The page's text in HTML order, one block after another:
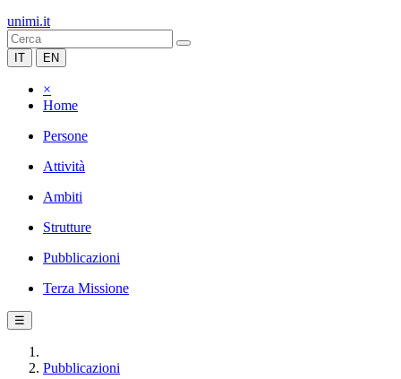
unimi.it
IT EN
×
Home
Persone
Attività
Ambiti
Strutture
Pubblicazioni
Terza Missione
☰
Pubblicazioni